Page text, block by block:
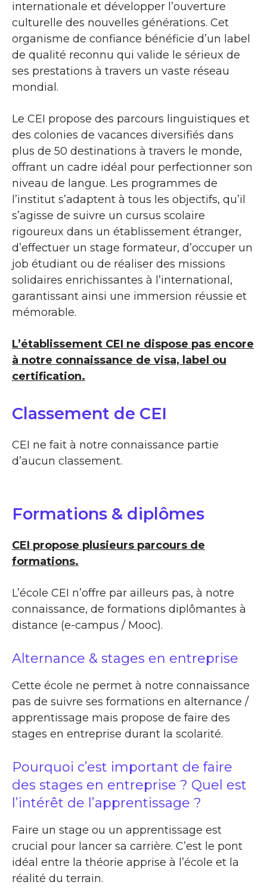
internationale et développer l’ouverture
culturelle des nouvelles générations. Cet
organisme de confiance bénéficie d’un label
de qualité reconnu qui valide le sérieux de
ses prestations à travers un vaste réseau
mondial.
Le CEI propose des parcours linguistiques et
des colonies de vacances diversifiés dans
plus de 50 destinations à travers le monde,
offrant un cadre idéal pour perfectionner son
niveau de langue. Les programmes de
l’institut s’adaptent à tous les objectifs, qu’il
s’agisse de suivre un cursus scolaire
rigoureux dans un établissement étranger,
d’effectuer un stage formateur, d’occuper un
job étudiant ou de réaliser des missions
solidaires enrichissantes à l’international,
garantissant ainsi une immersion réussie et
mémorable.
L’établissement CEI ne dispose pas encore
à notre connaissance de visa, label ou
certification.
Classement de CEI
CEI ne fait à notre connaissance partie
d’aucun classement.
Formations & diplômes
CEI propose plusieurs parcours de
formations.
L’école CEI n’offre par ailleurs pas, à notre
connaissance, de formations diplômantes à
distance (e-campus / Mooc).
Alternance & stages en entreprise
Cette école ne permet à notre connaissance
pas de suivre ses formations en alternance /
apprentissage mais propose de faire des
stages en entreprise durant la scolarité.
Pourquoi c’est important de faire
des stages en entreprise ? Quel est
l’intérêt de l’apprentissage ?
Faire un stage ou un apprentissage est
crucial pour lancer sa carrière. C’est le pont
idéal entre la théorie apprise à l’école et la
réalité du terrain.